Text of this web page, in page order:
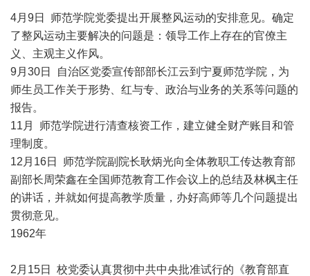
4月9日 师范学院党委提出开展整风运动的安排意见。确定
了整风运动主要解决的问题是：领导工作上存在的官僚主
义、主观主义作风。
9月30日 自治区党委宣传部部长江云到宁夏师范学院，为
师生员工作关于形势、红与专、政治与业务的关系等问题的
报告。
11月 师范学院进行清查核资工作，建立健全财产账目和管
理制度。
12月16日 师范学院副院长耿炳光向全体教职工传达教育部
副部长周荣鑫在全国师范教育工作会议上的总结及林枫主任
的讲话，并就如何提高教学质量，办好高师等几个问题提出
贯彻意见。
1962年
2月15日 校党委认真贯彻中共中央批准试行的《教育部直